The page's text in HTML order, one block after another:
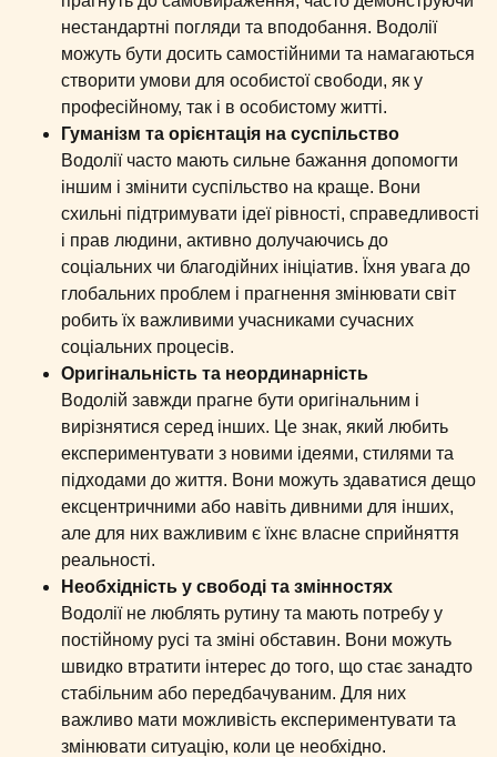
нестандартні погляди та вподобання. Водолії
можуть бути досить самостійними та намагаються
створити умови для особистої свободи, як у
професійному, так і в особистому житті.
Гуманізм та орієнтація на суспільство
Водолії часто мають сильне бажання допомогти
іншим і змінити суспільство на краще. Вони
схильні підтримувати ідеї рівності, справедливості
і прав людини, активно долучаючись до
соціальних чи благодійних ініціатив. Їхня увага до
глобальних проблем і прагнення змінювати світ
робить їх важливими учасниками сучасних
соціальних процесів.
Оригінальність та неординарність
Водолій завжди прагне бути оригінальним і
вирізнятися серед інших. Це знак, який любить
експериментувати з новими ідеями, стилями та
підходами до життя. Вони можуть здаватися дещо
ексцентричними або навіть дивними для інших,
але для них важливим є їхнє власне сприйняття
реальності.
Необхідність у свободі та змінностях
Водолії не люблять рутину та мають потребу у
постійному русі та зміні обставин. Вони можуть
швидко втратити інтерес до того, що стає занадто
стабільним або передбачуваним. Для них
важливо мати можливість експериментувати та
змінювати ситуацію, коли це необхідно.